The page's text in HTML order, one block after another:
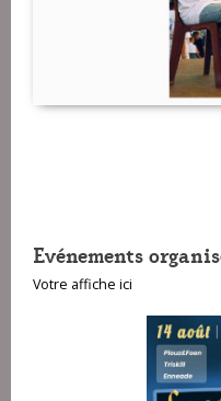
Evénements
Votre affiche ici